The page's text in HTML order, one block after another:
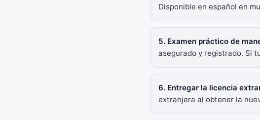
Disponible en español en
5. Examen práctico de
asegurado y registrado. Si
6. Entregar la licencia
extranjera al obtener la